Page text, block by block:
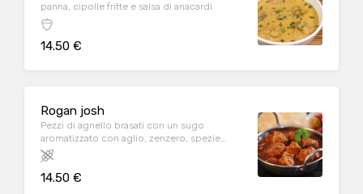
panna, cipolle fritte e salsa di anacardi
14.50 €
Rogan josh
Pezzi di agnello brasati con un sugo
aromatizzato con aglio, zenzero, spezie
aromatiche e yogurt
14.50 €